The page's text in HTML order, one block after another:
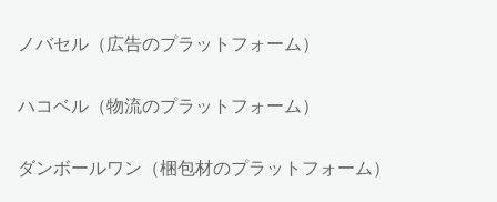
ノバセル（広告のプラットフォーム）
ハコベル（物流のプラットフォーム）
ダンボールワン（梱包材のプラットフォーム）